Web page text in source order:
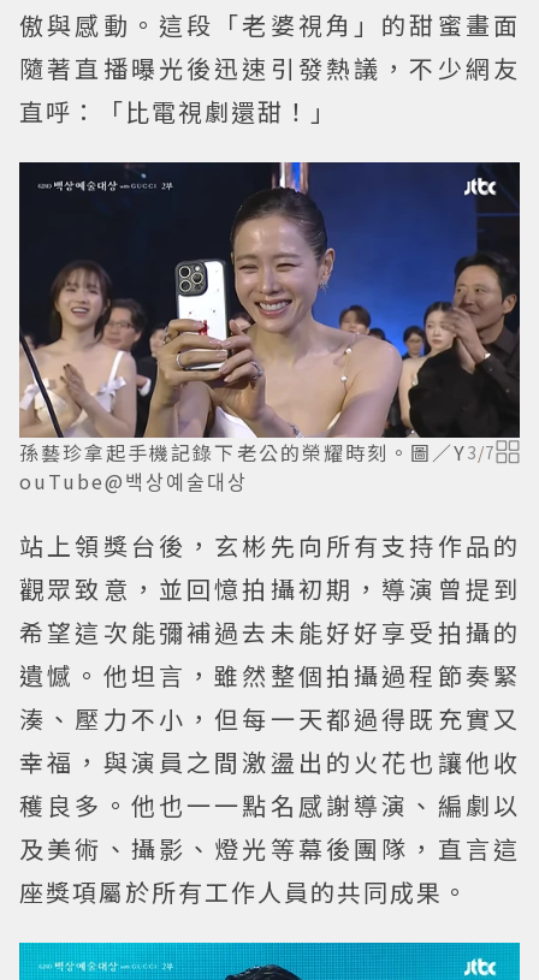
傲與感動。這段「老婆視角」的甜蜜畫面
隨著直播曝光後迅速引發熱議，不少網友
直呼：「比電視劇還甜！」
孫藝珍拿起手機記錄下老公的榮耀時刻。圖／Y
ouTube@백상예술대상
3/7
站上領獎台後，玄彬先向所有支持作品的
觀眾致意，並回憶拍攝初期，導演曾提到
希望這次能彌補過去未能好好享受拍攝的
遺憾。他坦言，雖然整個拍攝過程節奏緊
湊、壓力不小，但每一天都過得既充實又
幸福，與演員之間激盪出的火花也讓他收
穫良多。他也一一點名感謝導演、編劇以
及美術、攝影、燈光等幕後團隊，直言這
座獎項屬於所有工作人員的共同成果。